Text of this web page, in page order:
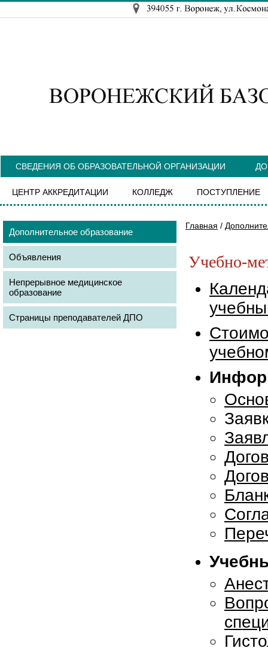
СВЕДЕНИЯ ОБ ОБРАЗОВАТЕЛЬНОЙ ОРГАНИЗАЦИИ
ЦЕНТР АККРЕДИТАЦИИ КОЛЛЕДЖ ПОСТУПЛЕНИЕ
Дополнительное образование
Объявления
Непрерывное медицинское
образование
Страницы преподавателей ДПО
Главная /
Учебно-